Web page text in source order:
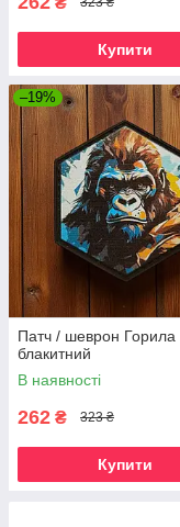
Купити
–19%
Патч / шеврон Горила
блакитний
В наявності
262 ₴ 323 ₴
Купити